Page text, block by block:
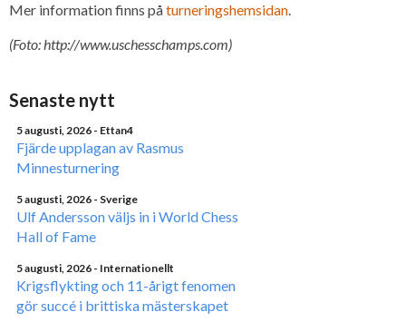
Mer information finns påturneringshemsidan.
(Foto: http://www.uschesschamps.com)
Senaste nytt
5 augusti, 2026 - Ettan4
Fjärde upplagan av Rasmus
Minnesturnering
5 augusti, 2026 - Sverige
Ulf Andersson väljs in i World Chess
Hall of Fame
5 augusti, 2026 - Internationellt
Krigsflykting och 11-årigt fenomen
gör succé i brittiska mästerskapet